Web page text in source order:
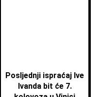
Posljednji ispraćaj Ive
Ivanda bit će 7.